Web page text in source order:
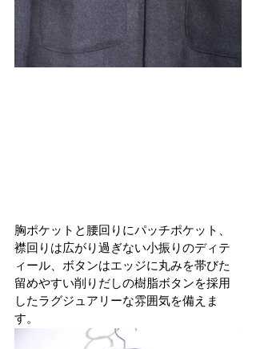
胸ポケットと腰回りにパッチポケット、
襟回りは広がり過ぎない小振りのディテ
ィール、ボタンはエッジに丸みを帯びた
留めやすい削りだしの樹脂ボタンを採用
したラグジュアリーな雰囲気を備えま
す。